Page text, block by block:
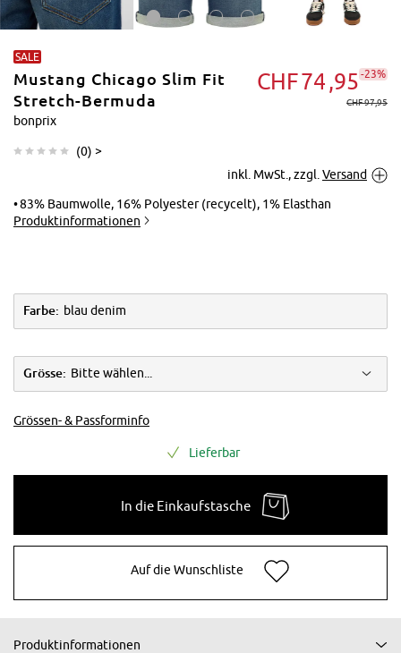
Vergrößern
SALE
Mustang Chicago Slim Fit
Stretch-Bermuda
bonprix
(0) >
CHF74 95 -23%
CHF 97,95
inkl. MwSt., zzgl. Versand
83% Baumwolle, 16% Polyester (recycelt), 1% Elasthan
Produktinformationen
Farbe: blau denim
Grösse: Bitte wählen...
Grössen- & Passforminfo
Lieferbar
In die Einkaufstasche
Auf die Wunschliste
Produktinformationen